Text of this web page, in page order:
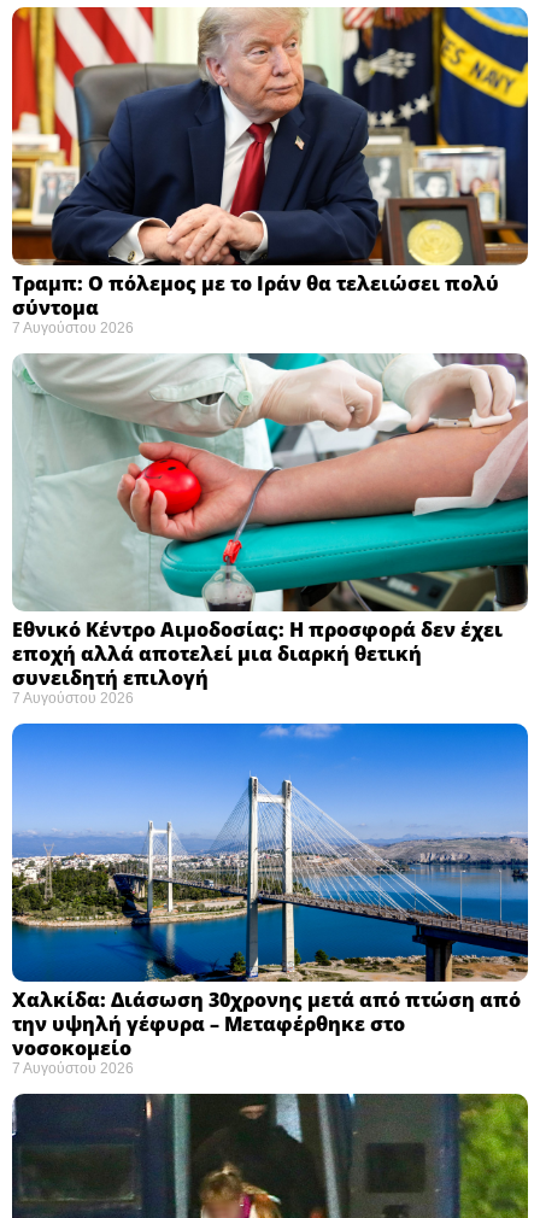
Τραμπ: Ο πόλεμος με το Ιράν θα τελειώσει πολύ
σύντομα ​
7 Αυγούστου 2026
Εθνικό Κέντρο Αιμοδοσίας: H προσφορά δεν έχει
εποχή αλλά αποτελεί μια διαρκή θετική
συνειδητή επιλογή ​
7 Αυγούστου 2026
Χαλκίδα: Διάσωση 30χρονης μετά από πτώση από
την υψηλή γέφυρα – Μεταφέρθηκε στο
νοσοκομείο ​
7 Αυγούστου 2026